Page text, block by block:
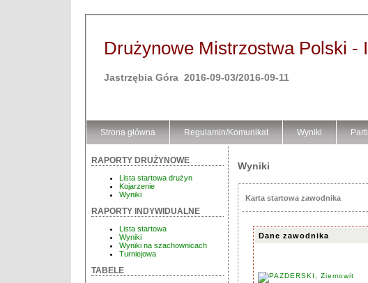
Drużynowe Mistrzostwa Polski -
Jastrzębia Góra 2016-09-03/2016-09-11
Strona główna Regulamin/Komunikat Wyniki
RAPORTY DRUŻYNOWE
Lista startowa drużyn
Kojarzenie
Wyniki
RAPORTY INDYWIDUALNE
Lista startowa
Wyniki
Wyniki na szachownicach
Turniejowa
TABELE
Wyniki
Karta startowa zawodnika
Dane zawodnika